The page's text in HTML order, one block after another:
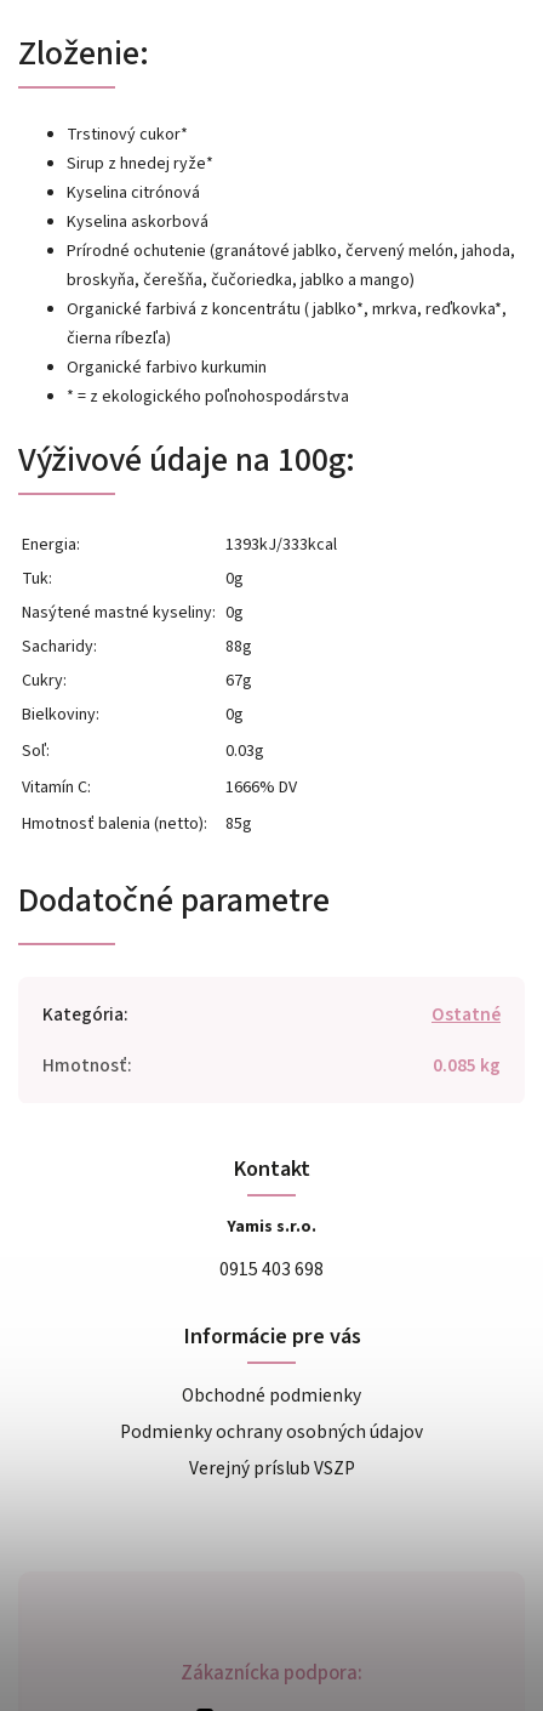
Zloženie:
Trstinový cukor*
Sirup z hnedej ryže*
Kyselina citrónová
Kyselina askorbová
Prírodné ochutenie (granátové jablko, červený melón, jahoda,
broskyňa, čerešňa, čučoriedka, jablko a mango)
Organické farbivá z koncentrátu ( jablko*, mrkva, reďkovka*,
čierna ríbezľa)
Organické farbivo kurkumin
* = z ekologického poľnohospodárstva
Výživové údaje na 100g:
Energia:
1393kJ/333kcal
Tuk:
0g
Nasýtené mastné kyseliny: 0g
Sacharidy:
88g
Cukry:
67g
Bielkoviny:
0g
Soľ:
0.03g
Vitamín C:
1666% DV
Hmotnosť balenia (netto):
85g
Dodatočné parametre
Kategória:
Ostatné
Hmotnosť: 0.085 kg
Zákaznícka podpora:
Kontakt
Yamis s.r.o.
0915 403 698
Informácie pre vás
Obchodné podmienky
Podmienky ochrany osobných údajov
Verejný príslub VSZP